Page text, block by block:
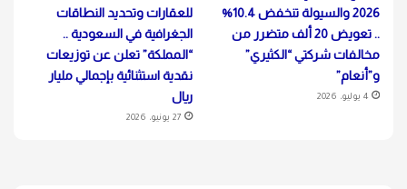
2026 والسيولة تنخفض 10.4%
.. تعويض 20 ألف متضرر من
مخالفات شركتي “الكثيري”
و”أنعام”
4 يوليو، 2026
للعقارات وتحديد النطاقات
الجغرافية في السعودية ..
“المملكة” تعلن عن توزيعات
نقدية استثنائية بإجمالي مليار
ريال
27 يونيو، 2026